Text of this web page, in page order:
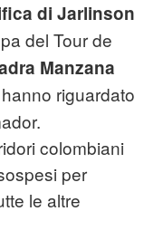
di Jarlinson
del Tour de
Manzana
riguardato
colombiani
per
le altre